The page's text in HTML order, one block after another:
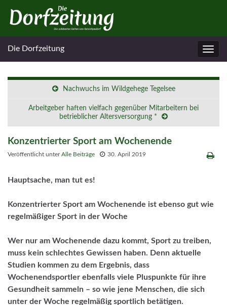
Die Dorfzeitung
Nachwuchs im Wildgehege Tegelsee
Arbeitgeber haften vielfach gegenüber Mitarbeitern bei
betrieblicher Altersversorgung *
Konzentrierter Sport am Wochenende
Veröffentlicht unterAlle Beiträge 30. April 2019
Hauptsache, man tut es!
Konzentrierter Sport am Wochenende ist ebenso gut wie
regelmäßiger Sport in der Woche
Wer nur am Wochenende dazu kommt, Sport zu treiben,
muss kein schlechtes Gewissen haben. Denn aktuelle
Studien kommen zu dem Ergebnis, dass
Wochenendsportler ebenfalls viele Pluspunkte für ihre
Gesundheit sammeln – so wie jene Menschen, die sich
unter der Woche regelmäßig sportlich betätigen.